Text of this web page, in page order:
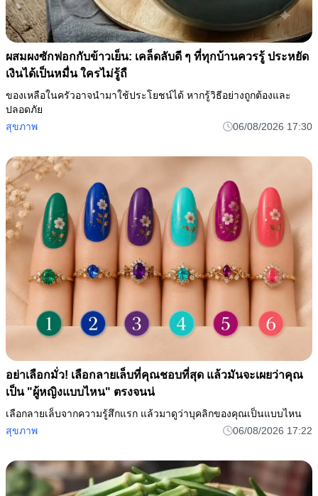
ความจริง
06/08/2026 17:43
ผสมผงซักฟอกกับข้าวเย็น: เคล็ดลับดี ๆ ที่ทุกบ้านควรรู้ ประหยัด
เงินได้เป็นหมื่น ใครไม่รู้ถื
ของเหลือในครัวอาจนำมาใช้ประโยชน์ได้ หากรู้วิธีอย่างถูกต้องและ
ปลอดภัย
สุขภาพ
06/08/2026 17:30